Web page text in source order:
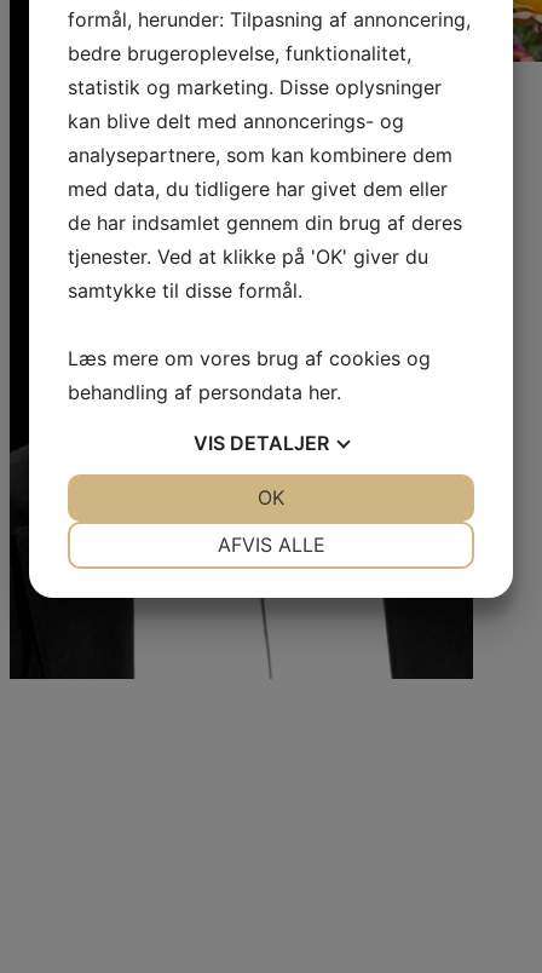
formål, herunder: Tilpasning af annoncering,
bedre brugeroplevelse, funktionalitet,
statistik og marketing. Disse oplysninger
kan blive delt med annoncerings- og
analysepartnere, som kan kombinere dem
med data, du tidligere har givet dem eller
de har indsamlet gennem din brug af deres
tjenester. Ved at klikke på 'OK' giver du
samtykke til disse formål.
Læs mere om vores brug af cookies og
behandling af persondata her.
VIS DETALJER
STATISTIK
AFVIS ALLE
OK